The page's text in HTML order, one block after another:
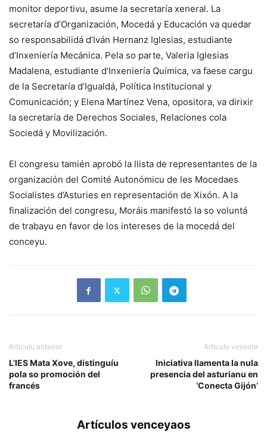
monitor deportivu, asume la secretaría xeneral. La
secretaría d’Organización, Mocedá y Educación va quedar
so responsabilidá d’Iván Hernanz Iglesias, estudiante
d’Inxeniería Mecánica. Pela so parte, Valeria Iglesias
Madalena, estudiante d’Inxeniería Química, va faese cargu
de la Secretaría d’Igualdá, Política Institucional y
Comunicación; y Elena Martínez Vena, opositora, va dirixir
la secretaría de Derechos Sociales, Relaciones cola
Sociedá y Movilización.
El congresu tamién aprobó la llista de representantes de la
organización del Comité Autonómicu de les Mocedaes
Socialistes d’Asturies en representación de Xixón. A la
finalización del congresu, Moráis manifestó la so voluntá
de trabayu en favor de los intereses de la mocedá del
conceyu.
Artículu anterior
L’IES Mata Xove, distinguíu
pola so promoción del
francés
Artículu viniente
Iniciativa llamenta la nula
presencia del asturianu en
‘Conecta Gijón’
Artículos venceyaos